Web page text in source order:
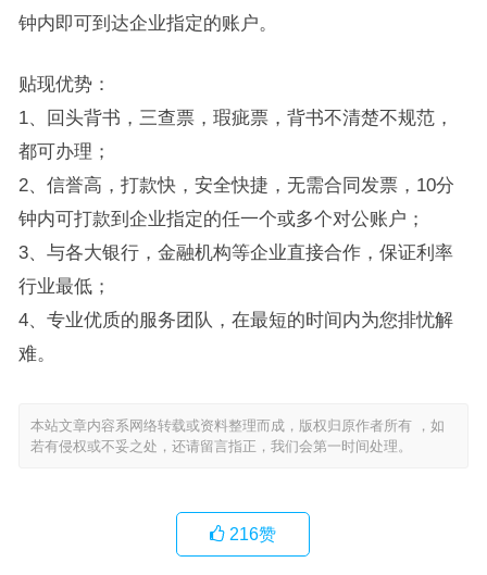
钟内即可到达企业指定的账户。
贴现优势：
1、回头背书，三查票，瑕疵票，背书不清楚不规范，
都可办理；
2、信誉高，打款快，安全快捷，无需合同发票，10分
钟内可打款到企业指定的任一个或多个对公账户；
3、与各大银行，金融机构等企业直接合作，保证利率
行业最低；
4、专业优质的服务团队，在最短的时间内为您排忧解
难。
本站文章内容系网络转载或资料整理而成，版权归原作者所有 ，如
若有侵权或不妥之处，还请留言指正，我们会第一时间处理。
216赞